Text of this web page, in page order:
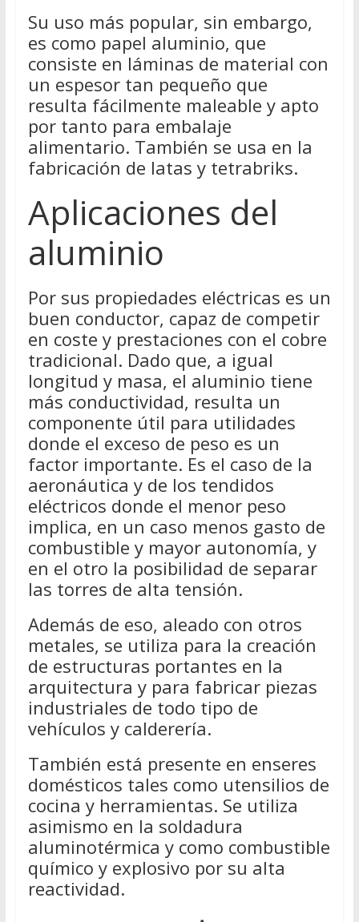
Su uso más popular, sin embargo,
es como papel aluminio, que
consiste en láminas de material con
un espesor tan pequeño que
resulta fácilmente maleable y apto
por tanto para embalaje
alimentario. También se usa en la
fabricación de latas y tetrabriks.
Aplicaciones del
aluminio
Por sus propiedades eléctricas es un
buen conductor, capaz de competir
en coste y prestaciones con el cobre
tradicional. Dado que, a igual
longitud y masa, el aluminio tiene
más conductividad, resulta un
componente útil para utilidades
donde el exceso de peso es un
factor importante. Es el caso de la
aeronáutica y de los tendidos
eléctricos donde el menor peso
implica, en un caso menos gasto de
combustible y mayor autonomía, y
en el otro la posibilidad de separar
las torres de alta tensión.
Además de eso, aleado con otros
metales, se utiliza para la creación
de estructuras portantes en la
arquitectura y para fabricar piezas
industriales de todo tipo de
vehículos y calderería.
También está presente en enseres
domésticos tales como utensilios de
cocina y herramientas. Se utiliza
asimismo en la soldadura
aluminotérmica y como combustible
químico y explosivo por su alta
reactividad.